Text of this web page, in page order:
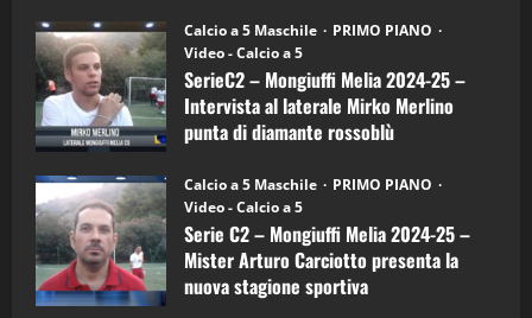
6)
–
Intervista
a
mister
Arturo
Carciotto
(Mongiuffi
Calcio a 5 Maschile
PRIMO PIANO
Video - Calcio a 5
SerieC2 – Mongiuffi Melia 2024-25 –
Intervista al laterale Mirko Merlino
punta di diamante rossoblù
Calcio a 5 Maschile
PRIMO PIANO
Video - Calcio a 5
Serie C2 – Mongiuffi Melia 2024-25 –
Mister Arturo Carciotto presenta la
nuova stagione sportiva
4
“SportEmpire” in Podcast: 27^ Puntata
(Martedi 14 Aprile 2026)
15/04/2026
5
“SportEmpire” in Podcast: 26^ Puntata
(Martedi 07 Aprile 2026)
08/04/2026